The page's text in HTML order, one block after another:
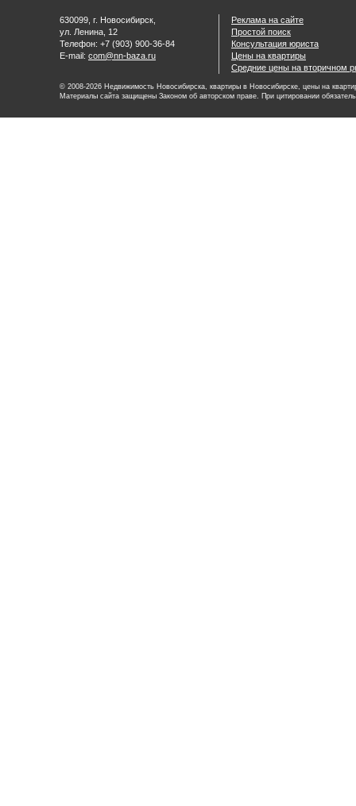
630099, г. Новосибирск,
ул. Ленина, 12
Телефон: +7 (903) 900-36-84
E-mail: com@nn-baza.ru
Реклама на сайте
Простой поиск
Консультация юриста
Цены на квартиры
Средние цены на вторичном
© 2008-2026 Недвижимость Новосибирска, квартиры в Новосибирске, цены на
Материалы сайта защищены Законом об авторском праве. При цитировании